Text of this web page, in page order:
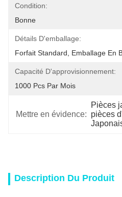
Condition:
Bonne
Détails D'emballage:
Forfait Standard, Emballage En
Capacité D'approvisionnement:
1000 Pcs Par Mois
Mettre en évidence:
Pièces
pièces
Description Du Produit